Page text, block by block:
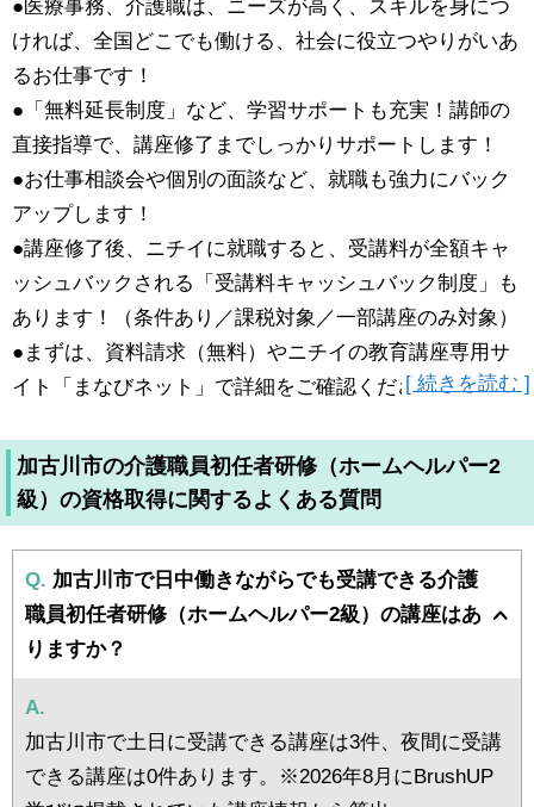
●医療事務、介護職は、ニーズが高く、スキルを身につ
ければ、全国どこでも働ける、社会に役立つやりがいあ
るお仕事です！
●「無料延長制度」など、学習サポートも充実！講師の
直接指導で、講座修了までしっかりサポートします！
●お仕事相談会や個別の面談など、就職も強力にバック
アップします！
●講座修了後、ニチイに就職すると、受講料が全額キャ
ッシュバックされる「受講料キャッシュバック制度」も
あります！（条件あり／課税対象／一部講座のみ対象）
●まずは、資料請求（無料）やニチイの教育講座専用サ
イト「まなびネット」で詳細をご確認ください！[ 続きを読む ]
加古川市の介護職員初任者研修（ホームヘルパー2
級）の資格取得に関するよくある質問
Q. 加古川市で日中働きながらでも受講できる介護
職員初任者研修（ホームヘルパー2級）の講座はあ
りますか？
A.
加古川市で土日に受講できる講座は3件、夜間に受講
できる講座は0件あります。※2026年8月にBrushUP